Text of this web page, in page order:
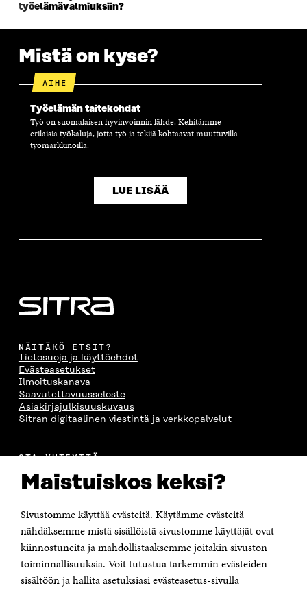
Maistuiskos keksi?
Sivustomme käyttää evästeitä. Käytämme evästeitä
nähdäksemme mistä sisällöistä sivustomme käyttäjät ovat
kiinnostuneita ja mahdollistaaksemme joitakin sivuston
toiminnallisuuksia. Voit tutustua tarkemmin evästeiden
sisältöön ja hallita asetuksiasi evästeasetus-sivulla
K
A
S
S
U
S
S
K
A
S
A
S
työelämävalmiuksiin?
Mistä on kyse?
AIHE
Työelämän taitekohdat
Työ on suomalaisen hyvinvoinnin lähde. Kehitämme
erilaisia työkaluja, jotta työ ja tekijä kohtaavat muuttuvilla
työmarkkinoilla.
LUE LISÄÄ
NÄITÄKÖ ETSIT?
Tietosuoja ja käyttöehdot
Evästeasetukset
Ilmoituskanava
Saavutettavuusseloste
Asiakirjajulkisuuskuvaus
Sitran digitaalinen viestintä ja verkkopalvelut
OTA YHTEYTTÄ
Itämerenkatu 11-13, PL 160,
00181 Helsinki
Puhelin +358 294 618 991
Sähköpostiosoite
Saapumisohjeet
Y-tunnus 0202132-3